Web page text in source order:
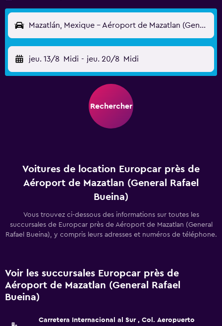
Mazatlán, Mexique - Aéroport de Mazatlan (General Rafael Bueina) (MZT)
jeu. 13/8 Midi - jeu. 20/8 Midi
Rechercher
Voitures de location Europcar près de
Aéroport de Mazatlan (General Rafael
Bueina)
Vous trouvez ci-dessous des informations sur toutes les
succursales de Europcar près de Aéroport de Mazatlan (General
Rafael Bueina), y compris leurs adresses et numéros de téléphone.
Voir les succursales Europcar près de
Aéroport de Mazatlan (General Rafael
Bueina)
Carretera Internacional al Sur , Col. Aeropuerto